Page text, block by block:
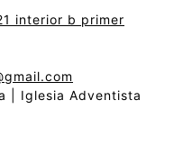
interior b primer
| Iglesia Adventista